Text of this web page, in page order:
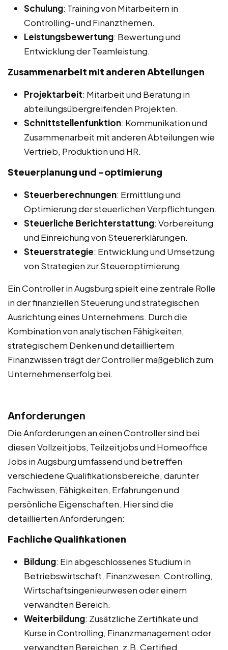
Schulung: Training von Mitarbeitern in
Controlling- und Finanzthemen.
Leistungsbewertung: Bewertung und
Entwicklung der Teamleistung.
Zusammenarbeit mit anderen Abteilungen
Projektarbeit: Mitarbeit und Beratung in
abteilungsübergreifenden Projekten.
Schnittstellenfunktion: Kommunikation und
Zusammenarbeit mit anderen Abteilungen wie
Vertrieb, Produktion und HR.
Steuerplanung und -optimierung
Steuerberechnungen: Ermittlung und
Optimierung der steuerlichen Verpflichtungen.
Steuerliche Berichterstattung: Vorbereitung
und Einreichung von Steuererklärungen.
Steuerstrategie: Entwicklung und Umsetzung
von Strategien zur Steueroptimierung.
Ein Controller in Augsburg spielt eine zentrale Rolle
in der finanziellen Steuerung und strategischen
Ausrichtung eines Unternehmens. Durch die
Kombination von analytischen Fähigkeiten,
strategischem Denken und detailliertem
Finanzwissen trägt der Controller maßgeblich zum
Unternehmenserfolg bei.
Anforderungen
Die Anforderungen an einen Controller sind bei
diesen Vollzeitjobs, Teilzeitjobs und Homeoffice
Jobs in Augsburg umfassend und betreffen
verschiedene Qualifikationsbereiche, darunter
Fachwissen, Fähigkeiten, Erfahrungen und
persönliche Eigenschaften. Hier sind die
detaillierten Anforderungen:
Fachliche Qualifikationen
Bildung: Ein abgeschlossenes Studium in
Betriebswirtschaft, Finanzwesen, Controlling,
Wirtschaftsingenieurwesen oder einem
verwandten Bereich.
Weiterbildung: Zusätzliche Zertifikate und
Kurse in Controlling, Finanzmanagement oder
verwandten Bereichen, z.B. Certified